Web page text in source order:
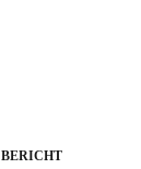
BERICHT